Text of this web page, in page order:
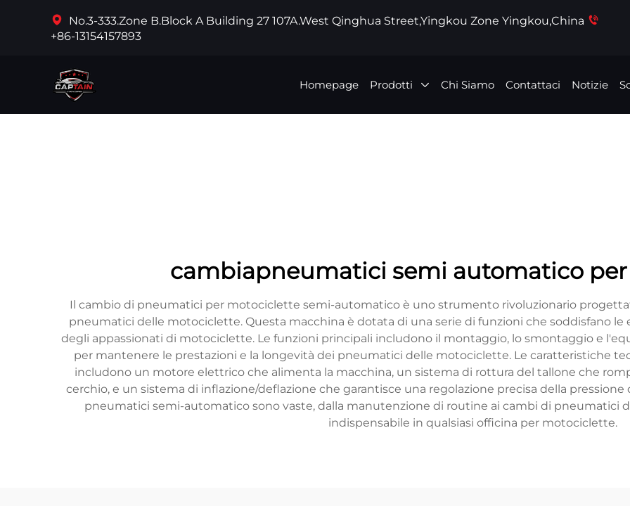
No.3-333.Zone B.Block A Building 27 107A.West Qinghua Street,Yingkou Zone Yingkou,China
+86-13154157893
Homepage Prodotti Chi Siamo Contattaci Notizie
cambiapneumatici semi automatico
Il cambio di pneumatici per motociclette semi-automatico è uno strumento rivoluzionario
pneumatici delle motociclette. Questa macchina è dotata di una serie di funzioni che soddisfano le
degli appassionati di motociclette. Le funzioni principali includono il montaggio, lo smontaggio e
per mantenere le prestazioni e la longevità dei pneumatici delle motociclette. Le caratteristiche
includono un motore elettrico che alimenta la macchina, un sistema di rottura del tallone che
cerchio, e un sistema di inflazione/deflazione che garantisce una regolazione precisa della
pneumatici semi-automatico sono vaste, dalla manutenzione di routine ai cambi di pneumatici
indispensabile in qualsiasi officina per motociclette.